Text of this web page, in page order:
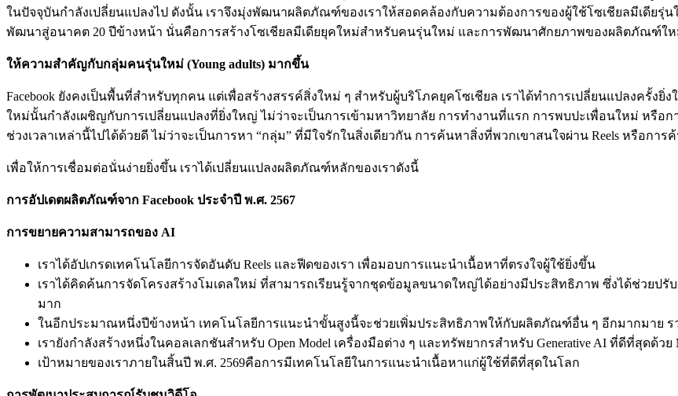
ในปัจจุบันกำลังเปลี่ยนแปลงไป ดังนั้น เราจึงมุ่งพัฒนาผลิตภัณฑ์ของเราให้สอดคล้องกับความต้องการของผู้ใช้โซเชียลมีเดียรุ่
พัฒนาสู่อนาคต 20 ปีข้างหน้า นั่นคือการสร้างโซเชียลมีเดียยุคใหม่สำหรับคนรุ่นใหม่ และการพัฒนาศักยภาพของผลิตภัณฑ์ให
ให้ความสำคัญกับกลุ่มคนรุ่นใหม่ (Young adults) มากขึ้น
Facebook ยังคงเป็นพื้นที่สำหรับทุกคน แต่เพื่อสร้างสรรค์สิ่งใหม่ ๆ สำหรับผู้บริโภคยุคโซเชียล เราได้ทำการเปลี่ยนแปลงครั้
ใหม่นั้นกำลังเผชิญกับการเปลี่ยนแปลงที่ยิ่งใหญ่ ไม่ว่าจะเป็นการเข้ามหาวิทยาลัย การทำงานที่แรก การพบปะเพื่อนใหม่ หรือก
ช่วงเวลาเหล่านี้ไปได้ด้วยดี ไม่ว่าจะเป็นการหา “กลุ่ม” ที่มีใจรักในสิ่งเดียวกัน การค้นหาสิ่งที่พวกเขาสนใจผ่าน Reels หรือกา
เพื่อให้การเชื่อมต่อนั่นง่ายยิ่งขึ้น เราได้เปลี่ยนแปลงผลิตภัณฑ์หลักของเราดังนี้
การอัปเดตผลิตภัณฑ์จาก Facebook ประจำปี พ.ศ. 2567
การขยายความสามารถของ AI
เราได้อัปเกรดเทคโนโลยีการจัดอันดับ Reels และฟีดของเรา เพื่อมอบการแนะนำเนื้อหาที่ตรงใจผู้ใช้ยิ่งขึ้น
เราได้คิดค้นการจัดโครงสร้างโมเดลใหม่ ที่สามารถเรียนรู้จากชุดข้อมูลขนาดใหญ่ได้อย่างมีประสิทธิภาพ ซึ่งได้ช่วยปรับ
มาก
ในอีกประมาณหนึ่งปีข้างหน้า เทคโนโลยีการแนะนำขั้นสูงนี้จะช่วยเพิ่มประสิทธิภาพให้กับผลิตภัณฑ์อื่น ๆ อีกมากมาย ร
เรายังกำลังสร้างหนึ่งในคอลเลกชันสำหรับ Open Model เครื่องมือต่าง ๆ และทรัพยากรสำหรับ Generative AI ที่ดีที่สุดด้วย
เป้าหมายของเราภายในสิ้นปี พ.ศ. 2569คือการมีเทคโนโลยีในการแนะนำเนื้อหาแก่ผู้ใช้ที่ดีที่สุดในโลก